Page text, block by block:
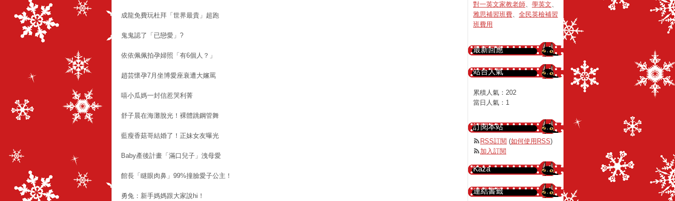
成龍免費玩杜拜「世界最貴」超跑
鬼鬼認了「已戀愛」?
依依佩佩拍孕婦照「有6個人？」
趙芸懷孕7月坐博愛座衰遭大嬸罵
嘻小瓜媽一封信惹哭利菁
舒子晨在海灘脫光！裸體跳鋼管舞
藍瘦香菇哥結婚了！正妹女友曝光
Baby產後計畫「滿口兒子」洩母愛
館長「瞇眼肉鼻」99%撞臉愛子公主！
勇兔：新手媽媽跟大家說hi！
對一英文家教老師、 學英文、
雅思補習班費、 全民英檢補習
班費用
最新回應
站台人氣
累積人氣： 202
當日人氣： 1
訂閱本站
RSS訂閱 (如何使用RSS)
加入訂閱
Kaza
連結書籤